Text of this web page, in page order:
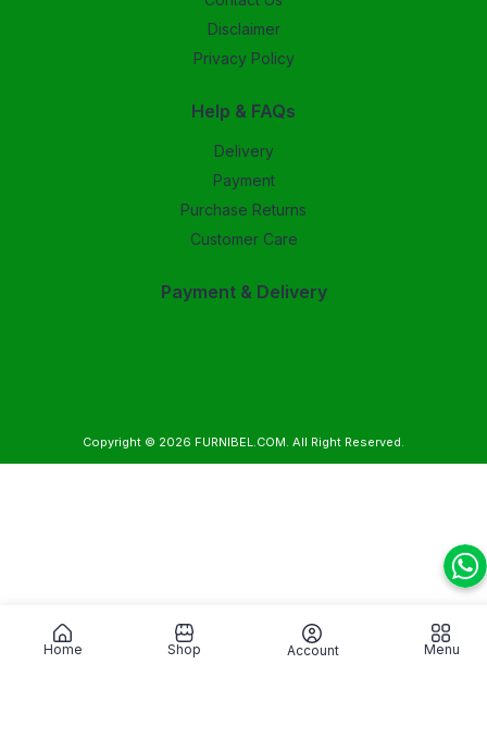
Disclaimer
Privacy Policy
Help & FAQs
Delivery
Payment
Purchase Returns
Customer Care
Payment & Delivery
Copyright © 2026 FURNIBEL.COM. All Right Reserved.
Home Shop Account Menu